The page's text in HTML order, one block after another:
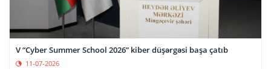
V “Cyber Summer School 2026” kiber düşərgəsi başa çatıb
11-07-2026